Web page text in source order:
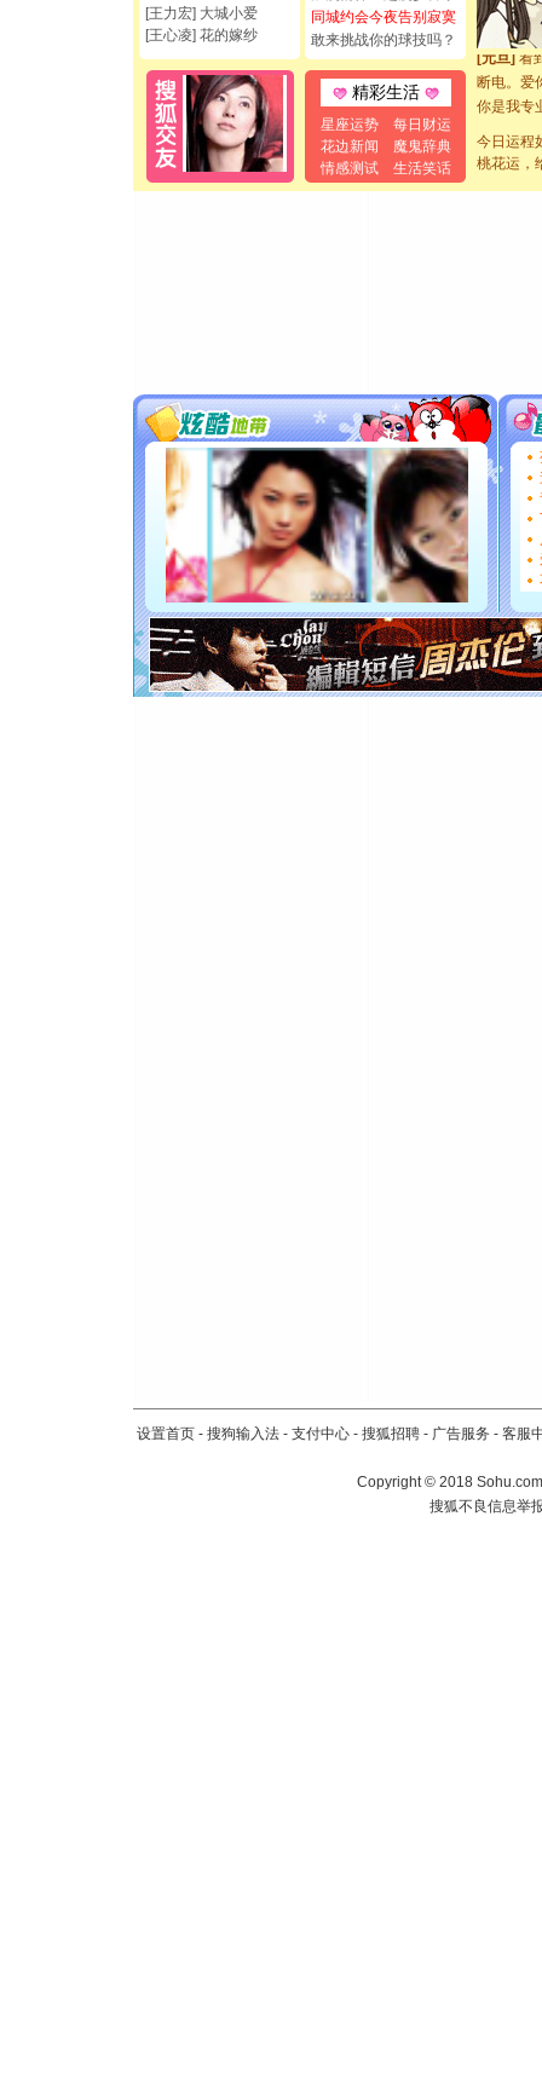
[王力宏] 大城小爱
[王心凌] 花的嫁纱
同城约会今夜告别寂寞
敢来挑战你的球技吗？
精彩生活
星座运势
每日财运
花边新闻
魔鬼辞典
情感测试
生活笑话
如意,快
[元旦]看
断电。爱
你是我专
起；二是
离。水晶
[元旦]当
[圣诞节]
你太多
要平安
[圣诞节]
能正大
都要快乐
[圣诞节]
如意,快
[元旦]
断电。爱
你是我专
[元旦]如
起；二是
今日运程
桃花运，
设置首页 - 搜狗输入法 - 支付中心 - 搜狐招聘 - 广告服务 - 客服
Copyright ©2018
搜狐不良信息举